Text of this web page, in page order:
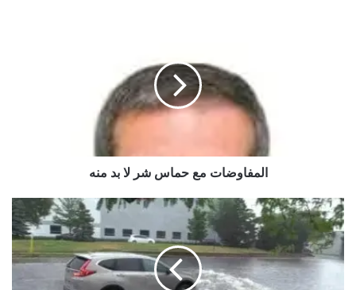
المفاوضات مع حماس شر لا بد منه
مقتل
10
على
الأقل